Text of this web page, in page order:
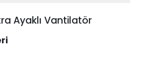
Ayaklı Vantilatör